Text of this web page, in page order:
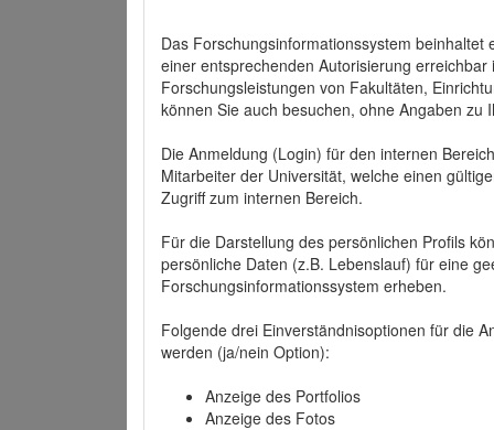
Das Forschungsinformationssystem beinhaltet
einer entsprechenden Autorisierung
Forschungsleistungen von Fakultäten,
können Sie auch besuchen, ohne Angaben zu
Die Anmeldung (Login) für den internen
Mitarbeiter der Universität, welche einen
Zugriff zum internen Bereich.
Für die Darstellung des persönlichen Profils
persönliche Daten (z.B. Lebenslauf) für eine
Forschungsinformationssystem erheben.
Folgende drei Einverständnisoptionen für die
werden (ja/nein Option):
Anzeige des Portfolios
Anzeige des Fotos